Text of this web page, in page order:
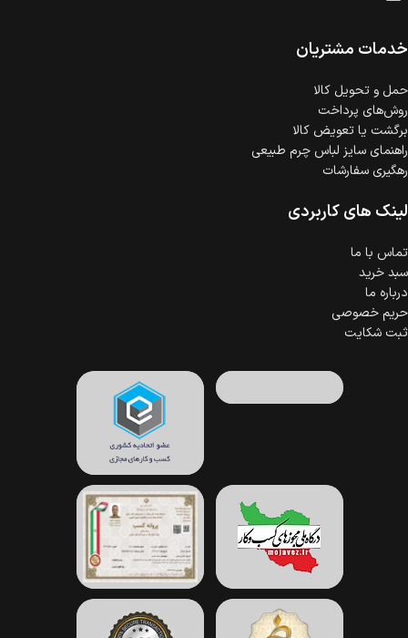
است.
گارانتی معتبر برای تمامی محصولات ارائه می‌شود.
خدمات مشتریان
حمل‌ و تحویل کالا
روش‌های پرداخت
برگشت یا تعویض کالا
راهنمای سایز لباس چرم طبیعی
رهگیری سفارشات
لینک های کاربردی
تماس با ما
سبد خرید
درباره ما
حریم خصوصی
ثبت شکایت